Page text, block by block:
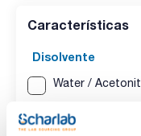
Características
Disolvente
Water /
Envase